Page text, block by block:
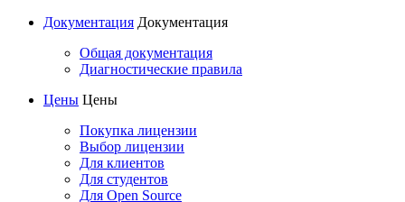
Документация Документация
Общая документация
Диагностические правила
Цены Цены
Покупка лицензии
Выбор лицензии
Для клиентов
Для студентов
Для Open Source